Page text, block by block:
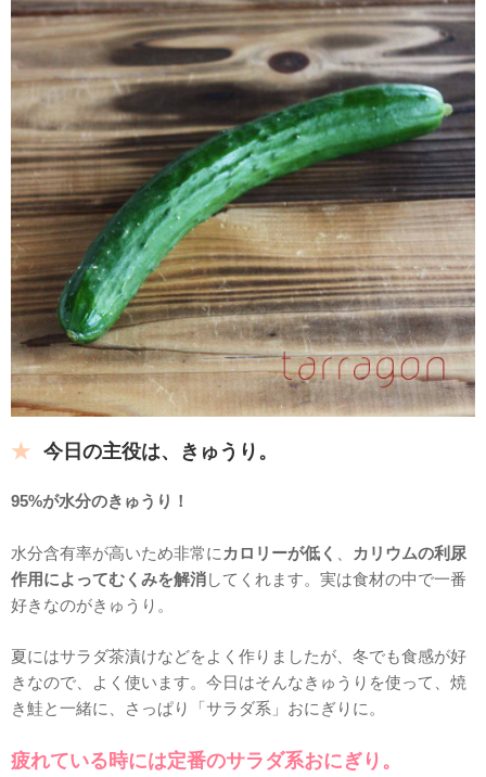
今日の主役は、きゅうり。
95%が水分のきゅうり！
水分含有率が高いため非常に カロリーが低く
カリウムの利尿
作用によってむくみを解消してくれます。実は食材の中で一番
好きなのがきゅうり。
夏にはサラダ茶漬けなどをよく作りましたが、冬でも食感が好
きなので、よく使います。今日はそんなきゅうりを使って、焼
き鮭と一緒に、さっぱり「サラダ系」おにぎりに。
疲れている時には定番のサラダ系おにぎり。